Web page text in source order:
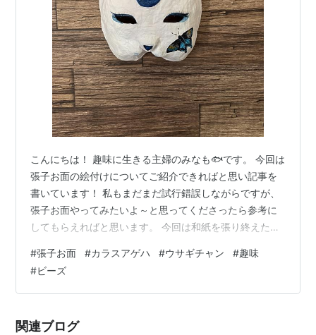
こんにちは！ 趣味に生きる主婦のみなも🐟です。 今回は
張子お面の絵付けについてご紹介できればと思い記事を
書いています！ 私もまだまだ試行錯誤しながらですが、
張子お面やってみたいよ～と思ってくださったら参考に
してもらえればと思います。 今回は和紙を張り終えた状
・鉛筆 ・絵の具 ・カッター お好みで ・色ペン ・装飾品
(ビーズ、造花、ネイルパーツ等) 絵付け前 まずはこんな
子にしたいな～と想像しながら鉛筆で薄めに下書きしま
っかり書きこまなくても大丈夫です！ 私はお家にたくさ
#張子お面 #カラスアゲハ #ウサギチャン #趣味
#ビーズ
関連ブログ